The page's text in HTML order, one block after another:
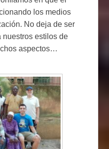
los medios
No deja de ser
nuestros estilos de
aspectos…